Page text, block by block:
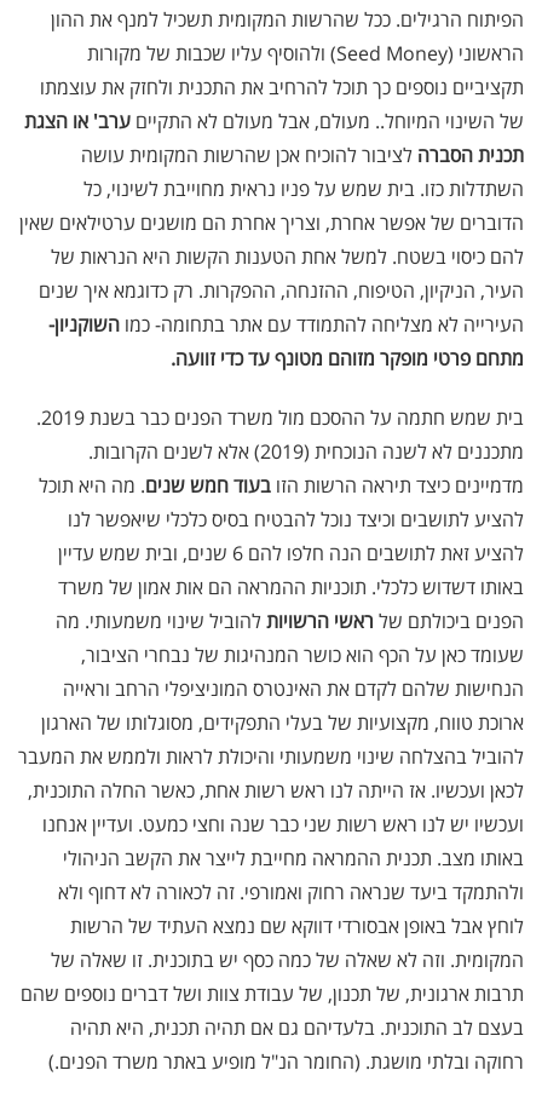
הפיתוח הרגילים. ככל שהרשות המקומית תשכיל למנף את ההון
הראשוני (Seed Money) ולהוסיף עליו שכבות של מקורות
תקציביים נוספים כך תוכל להרחיב את התכנית ולחזק את עוצמתו
של השינוי המיוחל.. מעולם, אבל מעולם לא התקיים ערב' או הצגת
תכנית הסברה לציבור להוכיח אכן שהרשות המקומית עושה
השתדלות כזו. בית שמש על פניו נראית מחוייבת לשינוי, כל
הדוברים של אפשר אחרת, וצריך אחרת הם מושגים ערטילאים שאין
להם כיסוי בשטח. למשל אחת הטענות הקשות היא הנראות של
העיר, הניקיון, הטיפוח, ההזנחה, ההפקרות. רק כדוגמא איך שנים
העירייה לא מצליחה להתמודד עם אתר בתחומה- כמו השוקניון-
מתחם פרטי מופקר מזוהם מטונף עד כדי זוועה.
בית שמש חתמה על ההסכם מול משרד הפנים כבר בשנת 2019.
מתכננים לא לשנה הנוכחית (2019) אלא לשנים הקרובות.
מדמיינים כיצד תיראה הרשות הזו בעוד חמש שנים. מה היא תוכל
להציע לתושבים וכיצד נוכל להבטיח בסיס כלכלי שיאפשר לנו
להציע זאת לתושבים הנה חלפו להם 6 שנים, ובית שמש עדיין
באותו דשדוש כלכלי. תוכניות ההמראה הם אות אמון של משרד
הפנים ביכולתם של ראשי הרשויותלהוביל שינוי משמעותי. מה
שעומד כאן על הכף הוא כושר המנהיגות של נבחרי הציבור,
הנחישות שלהם לקדם את האינטרס המוניציפלי הרחב וראייה
ארוכת טווח, מקצועיות של בעלי התפקידים, מסוגלותו של הארגון
להוביל בהצלחה שינוי משמעותי והיכולת לראות ולממש את המעבר
לכאן ועכשיו. אז הייתה לנו ראש רשות אחת, כאשר החלה התוכנית,
ועכשיו יש לנו ראש רשות שני כבר שנה וחצי כמעט. ועדיין אנחנו
באותו מצב. תכנית ההמראה מחייבת לייצר את הקשב הניהולי
ולהתמקד ביעד שנראה רחוק ואמורפי. זה לכאורה לא דחוף ולא
לוחץ אבל באופן אבסורדי דווקא שם נמצא העתיד של הרשות
המקומית. וזה לא שאלה של כמה כסף יש בתוכנית. זו שאלה של
תרבות ארגונית, של תכנון, של עבודת צוות ושל דברים נוספים שהם
בעצם לב התוכנית. בלעדיהם גם אם תהיה תכנית, היא תהיה
רחוקה ובלתי מושגת. (החומר הנ"ל מופיע באתר משרד הפנים.)